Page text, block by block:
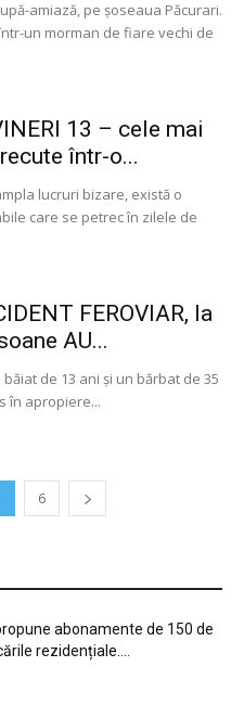
amiază, pe șoseaua Păcurari.
un morman de fiare vechi de
13 – cele mai
într-o...
lucruri bizare, există o
care se petrec în zilele de
FEROVIAR, la
AU...
de 13 ani şi un bărbat de 35
în apropiere...
6
abonamente de 150 de
rezidențiale....